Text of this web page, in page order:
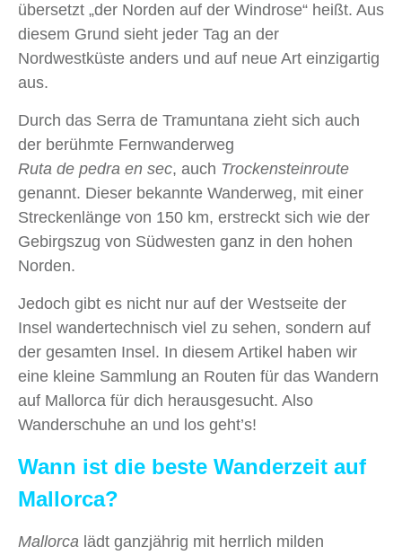
übersetzt „der Norden auf der Windrose“ heißt. Aus
diesem Grund sieht jeder Tag an der
Nordwestküste anders und auf neue Art einzigartig
aus.
Durch das Serra de Tramuntana zieht sich auch
der berühmte Fernwanderweg
Ruta de pedra en sec, auch Trockensteinroute
genannt. Dieser bekannte Wanderweg, mit einer
Streckenlänge von 150 km, erstreckt sich wie der
Gebirgszug von Südwesten ganz in den hohen
Norden.
Jedoch gibt es nicht nur auf der Westseite der
Insel wandertechnisch viel zu sehen, sondern auf
der gesamten Insel. In diesem Artikel haben wir
eine kleine Sammlung an Routen für das Wandern
auf Mallorca für dich herausgesucht. Also
Wanderschuhe an und los geht’s!
Wann ist die beste Wanderzeit auf
Mallorca?
Mallorca lädt ganzjährig mit herrlich milden